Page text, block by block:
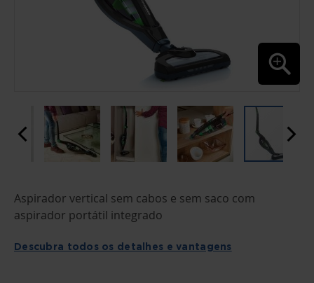
PARA
O
INÍCIO
GALERIA
DE
Aspirador vertical sem cabos e sem saco com
aspirador portátil integrado
Descubra todos os detalhes e vantagens